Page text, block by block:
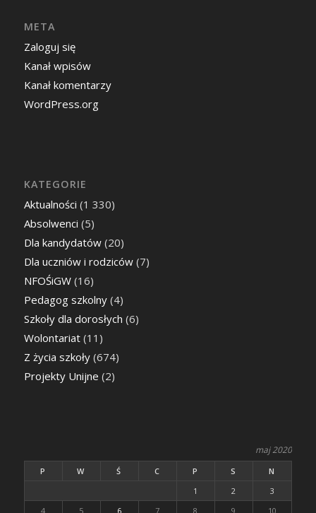
META
Zaloguj się
Kanał wpisów
Kanał komentarzy
WordPress.org
KATEGORIE
Aktualności (1 330)
Absolwenci (5)
Dla kandydatów(20)
Dla uczniów i rodziców(7)
NFOŚiGW(16)
Pedagog szkolny(4)
Szkoły dla dorosłych (6)
Wolontariat(11)
Z życia szkoły(674)
Projekty Unijne (2)
maj 2020
P W Ś C P S
N
1
2
3
4
5 6 7 8 9 10